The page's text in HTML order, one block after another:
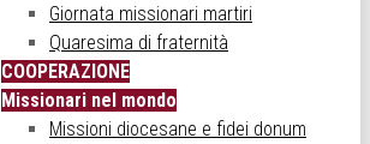
Giornata missionari martiri
Quaresima di fraternità
COOPERAZIONE
Missionari nel mondo
Missioni diocesane e fidei donum